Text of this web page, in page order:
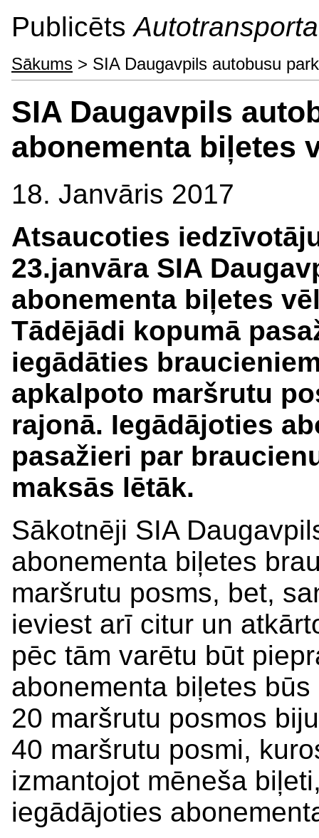
Publicēts
Sākums > SIA Daugavpils autobusu
SIA Daugavpils
abonementa biļetes
18. Janvāris 2017
Atsaucoties
23.janvāra SIA
abonementa biļetes
Tādējādi kopumā
iegādāties
apkalpoto maršrutu
rajonā. Iegādājoties
pasažieri par
maksās lētāk.
Sākotnēji SIA
abonementa biļetes
maršrutu posms, bet,
ieviest arī citur un
pēc tām varētu būt
abonementa biļetes
20 maršrutu posmos
40 maršrutu posmi,
izmantojot mēneša
iegādājoties